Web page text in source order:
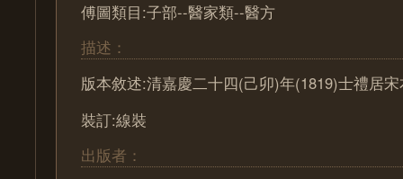
傅圖類目:子部--醫家類--醫方
描述：
版本敘述:清嘉慶二十四(己卯)年(1819)士禮居
裝訂:線裝
出版者：